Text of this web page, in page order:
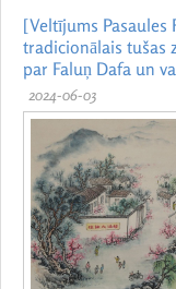
[Veltījums
tradicionālais tušas
par Faluņ Dafa un
2024-06-03